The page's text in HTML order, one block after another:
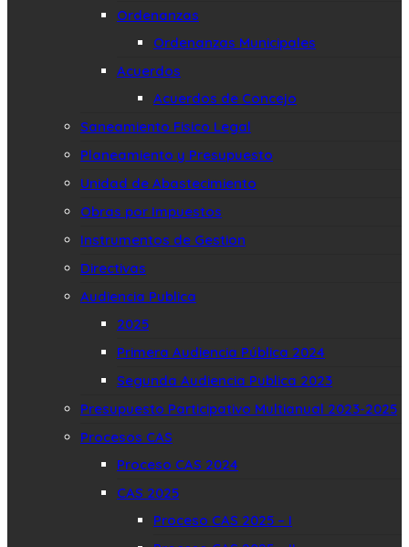
Ordenanzas
Ordenanzas Municipales
Acuerdos
Acuerdos de Concejo
Saneamiento Fisico Legal
Planeamiento y Presupuesto
Unidad de Abastecimiento
Obras por Impuestos
Instrumentos de Gestion
Directivas
Audiencia Publica
2025
Primera Audiencia Pública 2024
Segunda Audiencia Publica 2023
Presupuesto Participativo Multianual 2023-2025
Procesos CAS
Proceso CAS 2024
CAS 2025
Proceso CAS 2025 – I